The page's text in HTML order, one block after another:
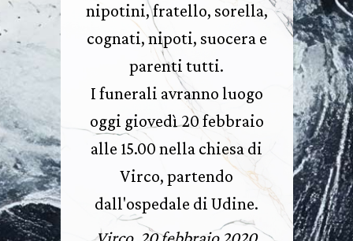
nipotini, fratello, sorella,
cognati, nipoti, suocera e
parenti tutti.
I funerali avranno luogo
oggi giovedì 20 febbraio
alle 15.00 nella chiesa di
Virco, partendo
dall'ospedale di Udine.